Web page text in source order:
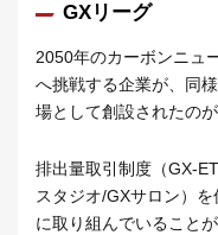
GXリーグ
2050年のカーボンニュ
へ挑戦する企業が、同
場として創設されたのが
排出量取引制度（GX-
スタジオ/GXサロン）
に取り組んでいることが